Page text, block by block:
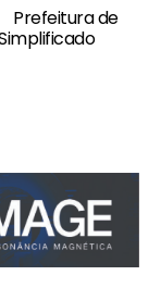
Prefeitura de